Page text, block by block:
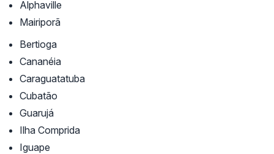
Alphaville
Mairiporã
Bertioga
Cananéia
Caraguatatuba
Cubatão
Guarujá
Ilha Comprida
Iguape